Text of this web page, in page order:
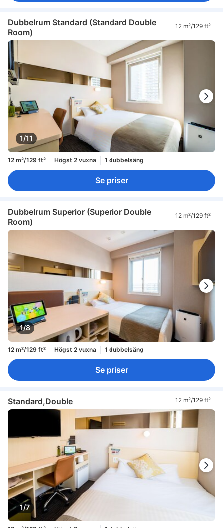
Dubbelrum Standard (Standard Double
Room)
12 m²/129 ft²
1/11
12 m²/129 ft² Högst 2 vuxna 1 dubbelsäng
Se priser
Dubbelrum Superior (Superior Double
Room)
12 m²/129 ft²
1/8
12 m²/129 ft² Högst 2 vuxna 1 dubbelsäng
Se priser
Standard,Double 12 m²/129 ft²
1/7